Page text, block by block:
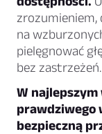
zrozumieniem,
na
pielęgnować
bez zastrzeżeń.
W
prawdziwego
bezpieczną